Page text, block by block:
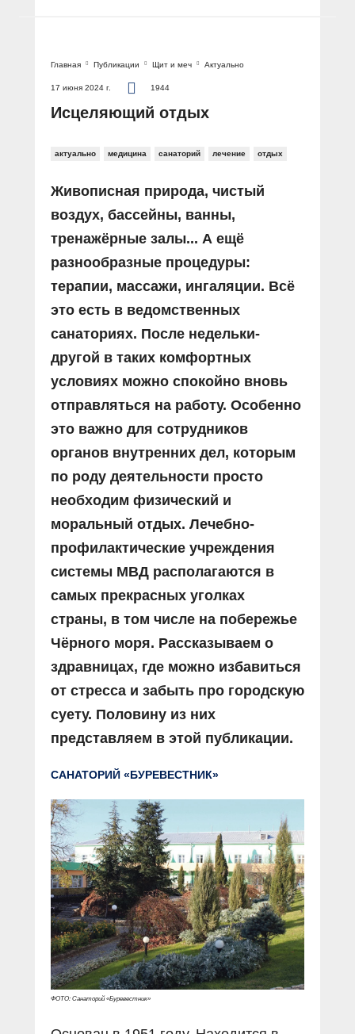
Главная Публикации Щит и меч Актуально
17 июня 2024 г. 1944
Исцеляющий отдых
актуально медицина санаторий лечение отдых
Живописная природа, чистый
воздух, бассейны, ванны,
тренажёрные залы... А ещё
разнообразные процедуры:
терапии, массажи, ингаляции. Всё
это есть в ведомственных
санаториях. После недельки-
другой в таких комфортных
условиях можно спокойно вновь
отправляться на работу. Особенно
это важно для сотрудников
органов внутренних дел, которым
по роду деятельности просто
необходим физический и
моральный отдых. Лечебно-
профилактические учреждения
системы МВД располагаются в
самых прекрасных уголках
страны, в том числе на побережье
Чёрного моря. Рассказываем о
здравницах, где можно избавиться
от стресса и забыть про городскую
суету. Половину из них
представляем в этой публикации.
САНАТОРИЙ «БУРЕВЕСТНИК»
ФОТО: Санаторий «Буревестник»